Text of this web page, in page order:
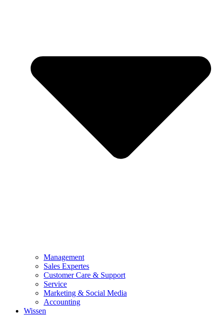
Management
Sales Expertes
Customer Care & Support
Service
Marketing & Social Media
Accounting
Wissen